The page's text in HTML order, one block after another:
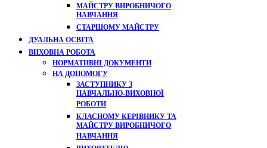
МАЙСТРУ ВИРОБНИЧОГО
НАВЧАННЯ
СТАРШОМУ МАЙСТРУ
ДУАЛЬНА ОСВІТА
ВИХОВНА РОБОТА
НОРМАТИВНІ ДОКУМЕНТИ
НА ДОПОМОГУ
ЗАСТУПНИКУ З
НАВЧАЛЬНО-ВИХОВНОЇ
РОБОТИ
КЛАСНОМУ КЕРІВНИКУ ТА
МАЙСТРУ ВИРОБНИЧОГО
НАВЧАННЯ